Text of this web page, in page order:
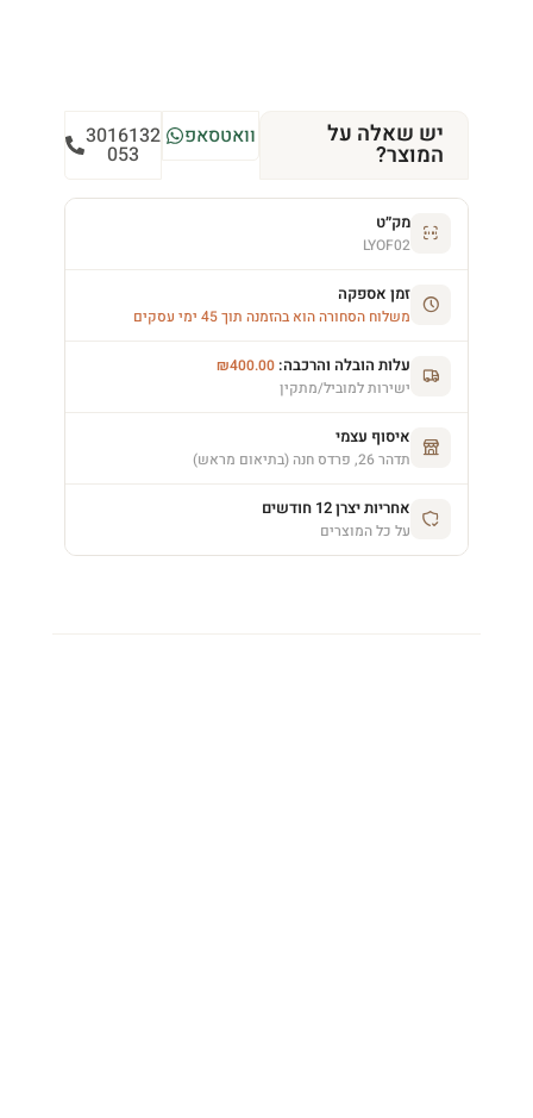
יש שאלה על
המוצר?
וואטסאפ 3016132
053
מק״ט
LYOF02
זמן אספקה
משלוח הסחורה הוא בהזמנה תוך 45 ימי עסקים
עלות הובלה והרכבה: ₪400.00
ישירות למוביל/מתקין
איסוף עצמי
תדהר 26, פרדס חנה (בתיאום מראש)
אחריות יצרן 12 חודשים
על כל המוצרים